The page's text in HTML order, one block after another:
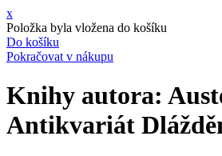
x
Položka byla vložena do košíku
Do košíku
Pokračovat v nákupu
Knihy autora:
Antikvariát